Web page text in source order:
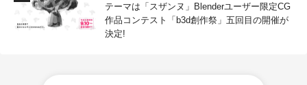
テーマは「スザンヌ」Blenderユーザー限定CG
作品コンテスト「b3d創作祭」五回目の開催が
決定!